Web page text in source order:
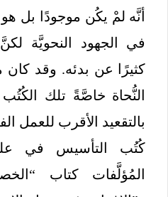
أنَّه لمْ يكُن موجودًا بل
في الجهود النحويَّة لكنَّ
كثيرًا عن بدئه. وقد
النُّحاة خاصَّةً تلك
بالتقعيد الأقرب للعمل
كُتُب التأسيس في
المُؤلَّفات كتاب